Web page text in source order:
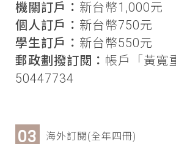
機關訂戶： 新台幣1,000元
個人訂戶： 新台幣750元
學生訂戶： 新台幣550元
郵政劃撥訂閱： 帳戶「黃寬
50447734
海外訂閱(全年四冊)